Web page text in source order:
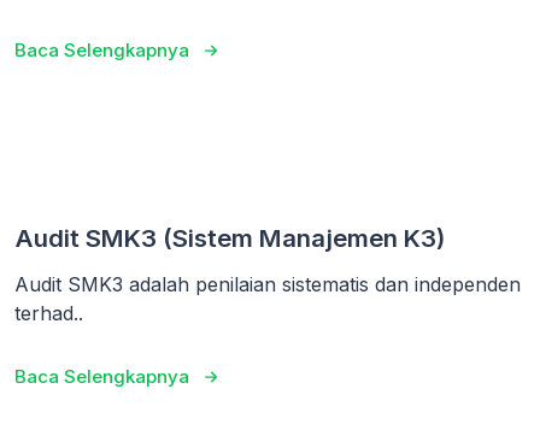
Baca Selengkapnya
Audit SMK3 (Sistem Manajemen K3)
Audit SMK3 adalah penilaian sistematis dan independen
terhad..
Baca Selengkapnya